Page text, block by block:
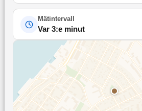
Mätintervall
Var 3:e minut